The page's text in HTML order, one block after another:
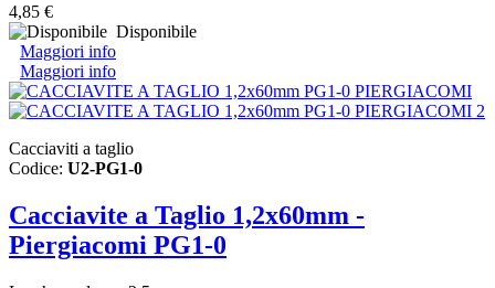
4,85 €
Disponibile
Maggiori info
Maggiori info
Cacciaviti a taglio
Codice: U2-PG1-0
Cacciavite a Taglio 1,2x60mm -
Piergiacomi PG1-0